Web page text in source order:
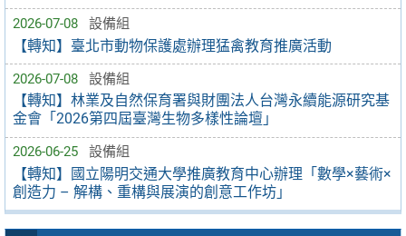
2026-07-08 設備組
【轉知】臺北市動物保護處辦理猛禽教育推廣活動
2026-07-08 設備組
【轉知】林業及自然保育署與財團法人台灣永續能源研究基
金會「2026第四屆臺灣生物多樣性論壇」
2026-06-25 設備組
【轉知】國立陽明交通大學推廣教育中心辦理「數學×藝術×
創造力 – 解構、重構與展演的創意工作坊」